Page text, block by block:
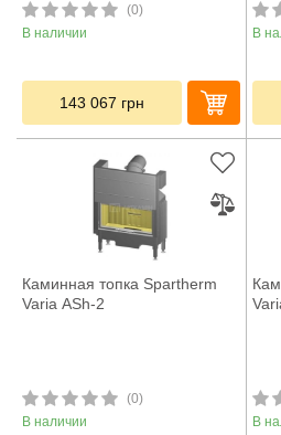
(0)
В наличии
143 067 грн
В
Каминная топка Spartherm
Varia ASh-2
(0)
В наличии
В